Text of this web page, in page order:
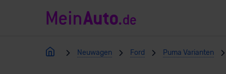
Neuwagen Ford Puma Varianten